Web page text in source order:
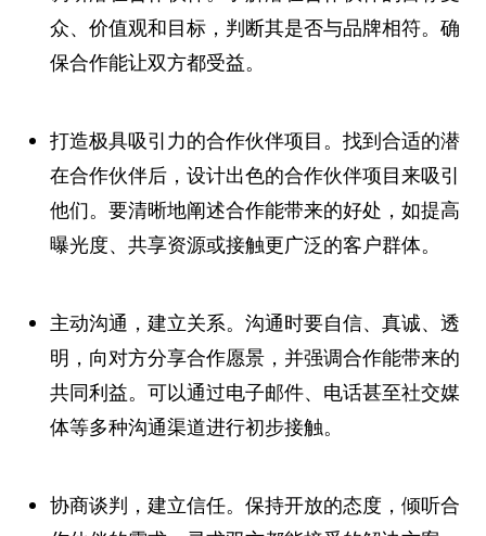
众、价值观和目标，判断其是否与品牌相符。确
保合作能让双方都受益。
打造极具吸引力的合作伙伴项目。找到合适的潜
在合作伙伴后，设计出色的合作伙伴项目来吸引
他们。要清晰地阐述合作能带来的好处，如提高
曝光度、共享资源或接触更广泛的客户群体。
主动沟通，建立关系。沟通时要自信、真诚、透
明，向对方分享合作愿景，并强调合作能带来的
共同利益。可以通过电子邮件、电话甚至社交媒
体等多种沟通渠道进行初步接触。
协商谈判，建立信任。保持开放的态度，倾听合